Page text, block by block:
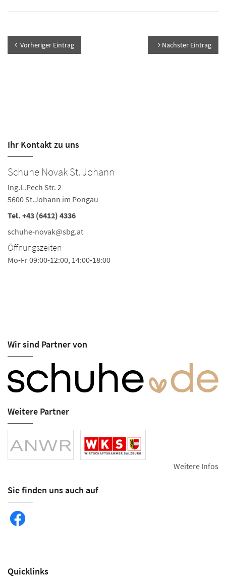
Vorheriger Eintrag Nächster Eintrag
Ihr Kontakt zu uns
Schuhe Novak St. Johann
Ing.L.Pech Str. 2
5600 St.Johann im Pongau
Tel. +43 (6412) 4336
schuhe-novak@sbg.at
Öffnungszeiten
Mo-Fr 09:00-12:00, 14:00-18:00
Wir sind Partner von
Weitere Partner
Weitere Infos
Sie finden uns auch auf
Quicklinks